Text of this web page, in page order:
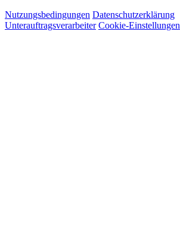
Nutzungsbedingungen Datenschutzerklärung
Unterauftragsverarbeiter Cookie-Einstellungen